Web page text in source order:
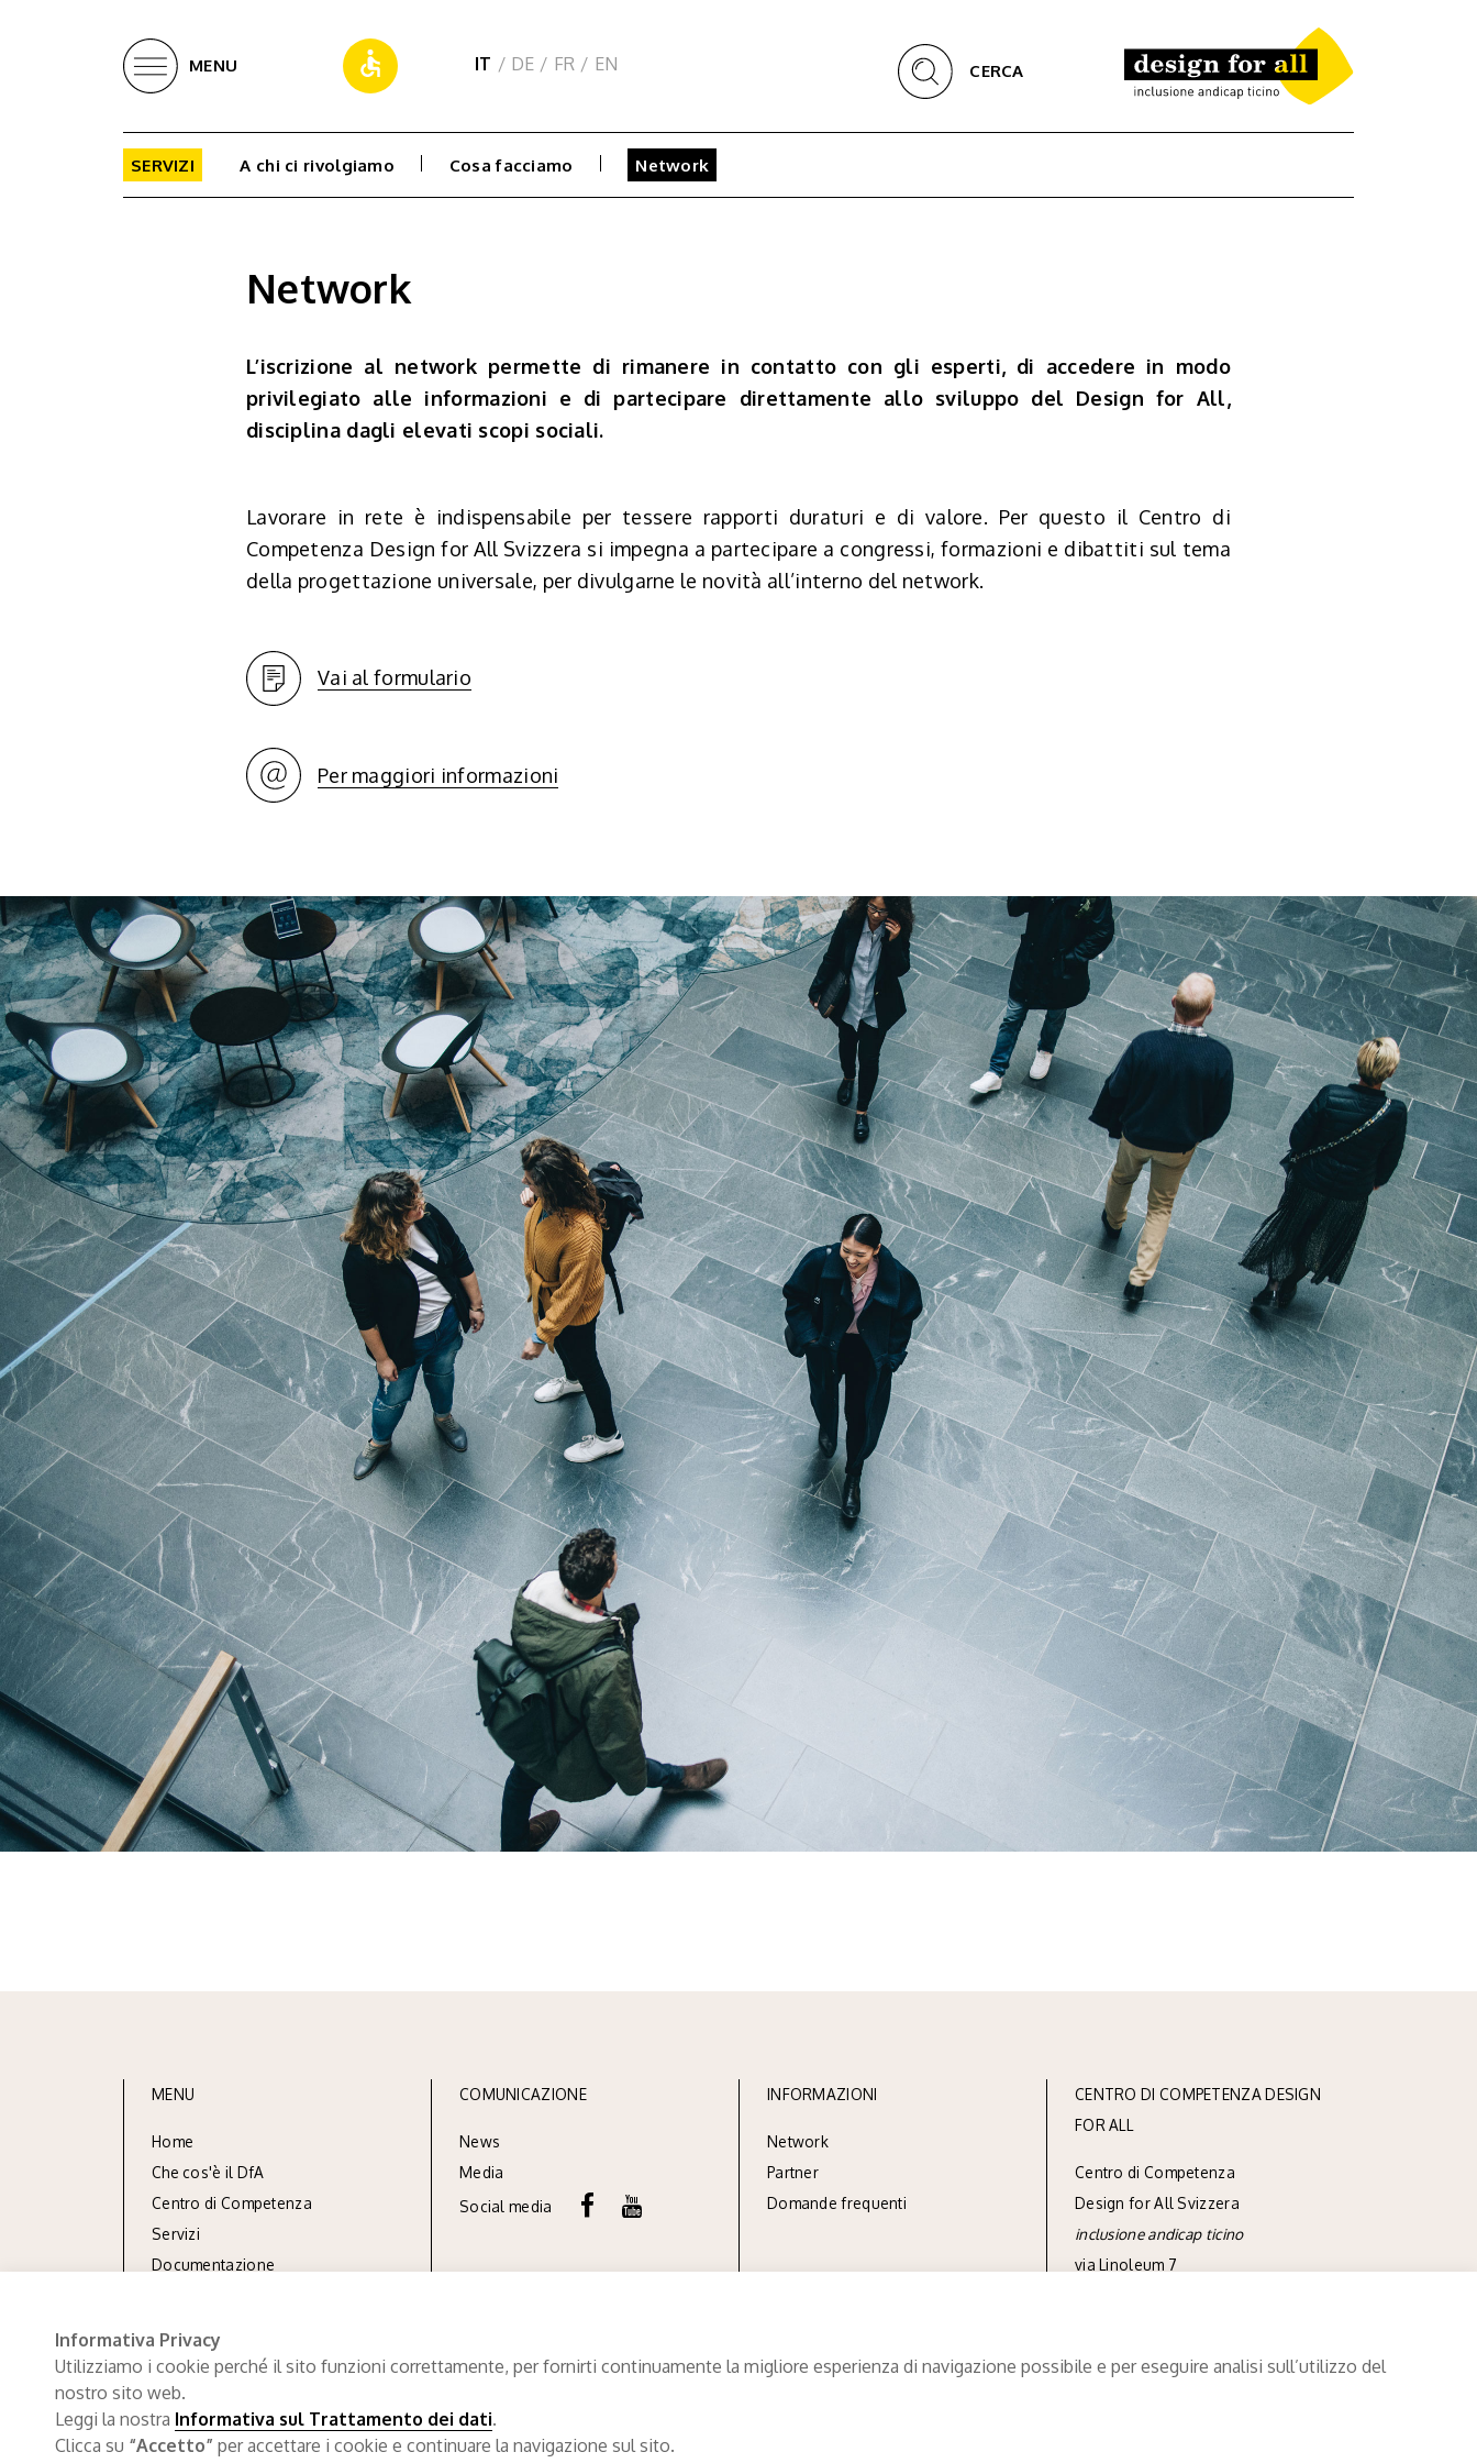
MENU IT / DE / FR / EN CERCA
SERVIZI A chi ci rivolgiamo Cosa facciamo Network
Network
L’iscrizione al network permette di rimanere in contatto con gli esperti, di accedere in modo
privilegiato alle informazioni e di partecipare direttamente allo sviluppo del Design for All,
disciplina dagli elevati scopi sociali.
Lavorare in rete è indispensabile per tessere rapporti duraturi e di valore. Per questo il Centro di
Competenza Design for All Svizzera si impegna a partecipare a congressi, formazioni e dibattiti sul tema
della progettazione universale, per divulgarne le novità all’interno del network.
Vai al formulario
Per maggiori informazioni
MENU
Home
Che cos'è il DfA
Centro di Competenza
Servizi
Documentazione
COMUNICAZIONE
News
Media
Social media
INFORMAZIONI
Network
Partner
Domande frequenti
CENTRO DI COMPETENZA DESIGN
FOR ALL
Centro di Competenza
Design for All Svizzera
inclusione andicap ticino
via Linoleum 7
tel+41 91 850 90 90
Informativa Privacy
Utilizziamo i cookie perché il sito funzioni correttamente, per fornirti continuamente la migliore esperienza di navigazione possibile e per eseguire analisi sull’utilizzo del
nostro sito web.
Leggi la nostra Informativa sul Trattamento dei dati.
Clicca su “Accetto” per accettare i cookie e continuare la navigazione sul sito.